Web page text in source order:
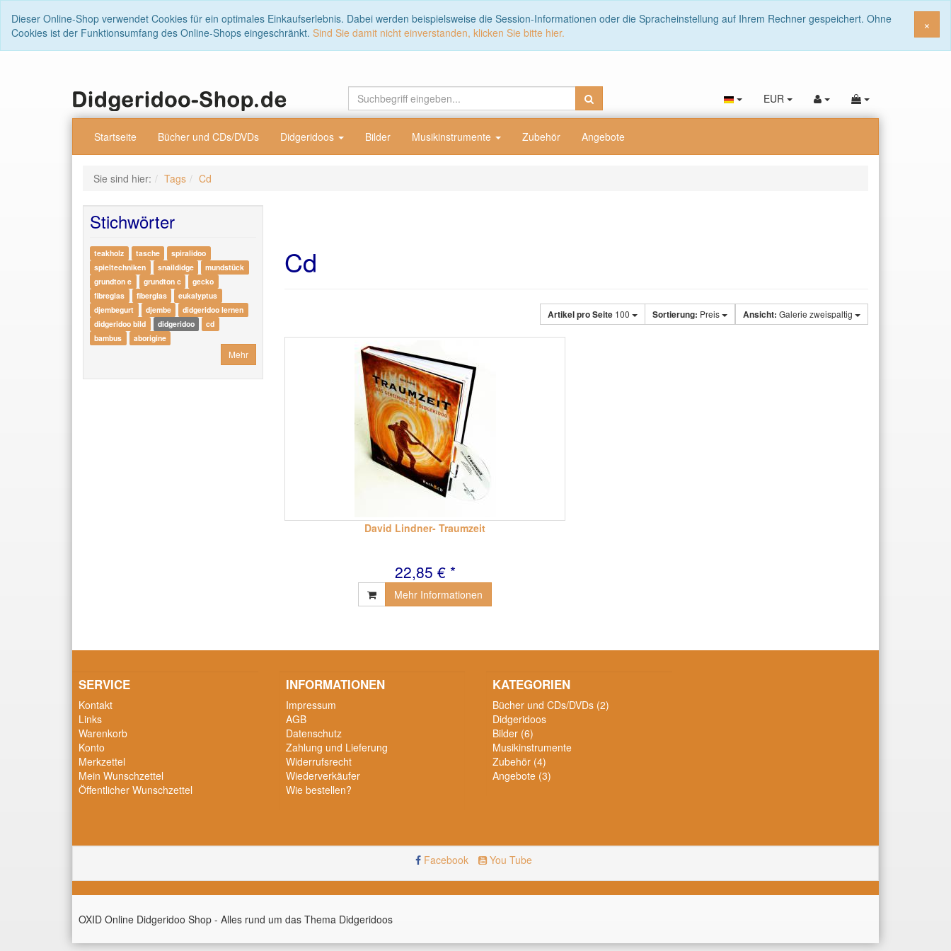
×
Dieser Online-Shop verwendet Cookies für ein optimales Einkaufserlebnis. Dabei werden beispielsweise die Session-Informationen oder die Spracheinstellung auf Ihrem Rechner gespeichert. Ohne
Cookies ist der Funktionsumfang des Online-Shops eingeschränkt. Sind Sie damit nicht einverstanden, klicken Sie bitte hier.
EUR
Startseite Bücher und CDs/DVDs Didgeridoos Bilder Musikinstrumente Zubehör Angebote
Sie sind hier: Tags Cd
Stichwörter
teakholz tasche
spiralidoo
spieltechniken
snaildidge
mundstück
grundton e
grundton c
gecko
fibreglas
fiberglas
eukalyptus
djembegurt
djembe
didgeridoo lernen
didgeridoo bild
didgeridoo
cd
bambus
aborigine
Mehr
Cd
Ansicht: Galerie zweispaltig
Sortierung: Preis
Artikel pro Seite 100
David Lindner- Traumzeit
22,85 € *
Mehr Informationen
SERVICE
Kontakt
Links
Warenkorb
Konto
Merkzettel
Mein Wunschzettel
Öffentlicher Wunschzettel
INFORMATIONEN
Impressum
AGB
Datenschutz
Zahlung und Lieferung
Widerrufsrecht
Wiederverkäufer
Wie bestellen?
KATEGORIEN
Bücher und CDs/DVDs (2)
Didgeridoos
Bilder (6)
Musikinstrumente
Zubehör (4)
Angebote (3)
Facebook You Tube
OXID Online Didgeridoo Shop - Alles rund um das Thema Didgeridoos